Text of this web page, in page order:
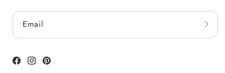
Email
Facebook
Instagram
Pinterest